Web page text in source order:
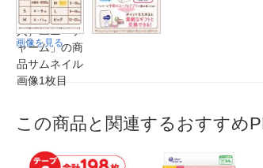
画像を見る
この商品と関連するおすすめ